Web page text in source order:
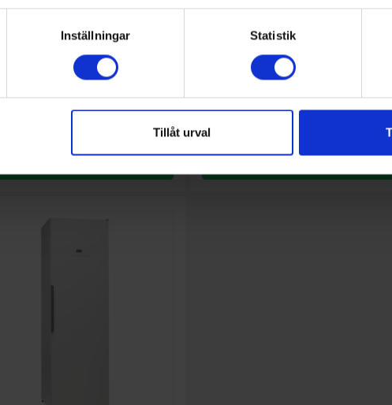
Inställningar Statistik
Tillåt urval
10 895:-
Värmepump
Torkmängd (kg): 4
Höjd (cm): 194.5